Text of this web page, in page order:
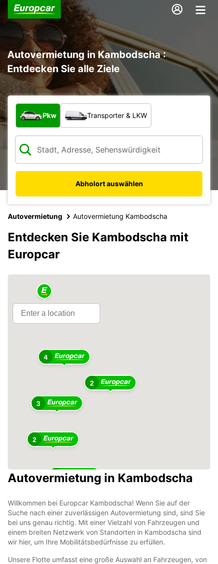
Autovermietung in Kambodscha :
Entdecken Sie alle Ziele
Welche Art von Fahrzeug?
Pkw Transporter & LKW
Abholort auswählen
Autovermietung Autovermietung Kambodscha
Entdecken Sie Kambodscha mit
Europcar
2
4
3
2
10
Autovermietung in Kambodscha
Willkommen bei Europcar Kambodscha! Wenn Sie auf der
Suche nach einer zuverlässigen Autovermietung sind, sind Sie
bei uns genau richtig. Mit einer Vielzahl von Fahrzeugen und
einem breiten Netzwerk von Standorten in Kambodscha sind
wir hier, um Ihre Mobilitätsbedürfnisse zu erfüllen.
Unsere Flotte umfasst eine große Auswahl an Fahrzeugen, von